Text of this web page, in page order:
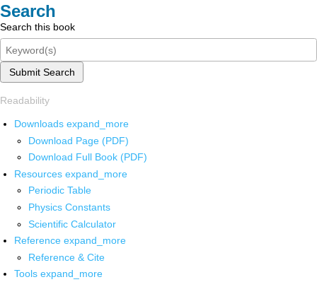
Search
Search this book
Submit Search
Readability
Downloads expand_more
Download Page (PDF)
Download Full Book (PDF)
Resources expand_more
Periodic Table
Physics Constants
Scientific Calculator
Reference expand_more
Reference & Cite
Tools expand_more